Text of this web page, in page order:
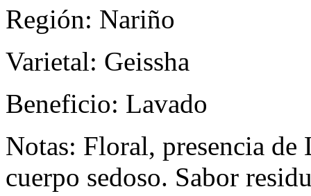
Región: Nariño
Varietal: Geissha
Beneficio: Lavado
Notas: Floral, presencia
cuerpo sedoso. Sabor